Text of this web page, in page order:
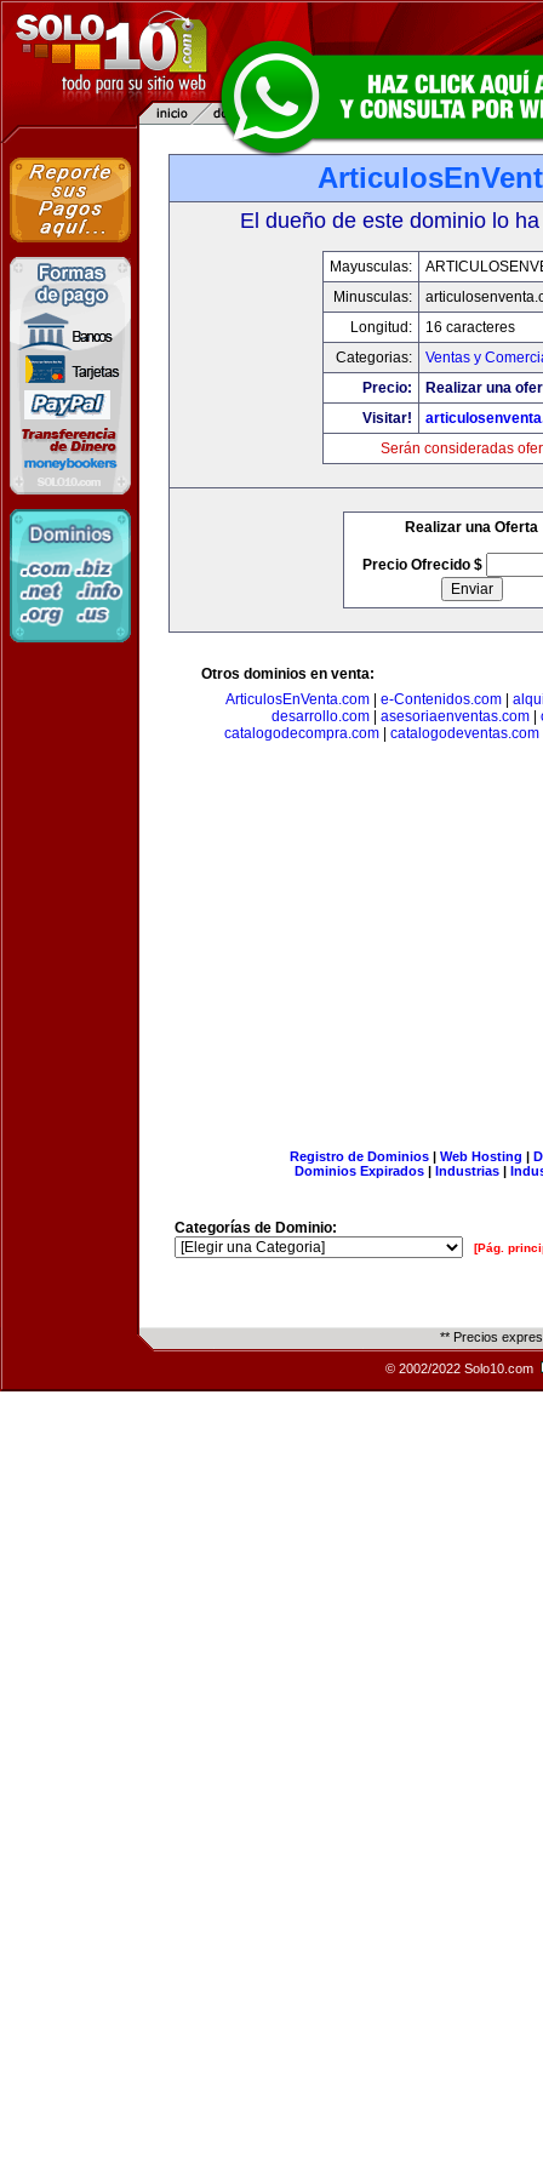
El dueño de este dominio lo
Mayusculas:
Minusculas:
Longitud:
16 caracteres
Categorias:
Ventas y
Precio:
Realizar una
Visitar!
Serán consideradas
Realizar una Oferta
Precio Ofrecido $
Otros dominios en venta:
ArticulosEnVenta.com| e-Contenidos.com|
desarrollo.com| asesoriaenventas.com|
catalogodecompra.com| catalogodeventas.com
Registro de Dominios| Web Hosting |
Dominios Expirados | Industrias |
Categorías de Dominio:
[Pág.
** Precios
© 2002/2022 Solo10.com